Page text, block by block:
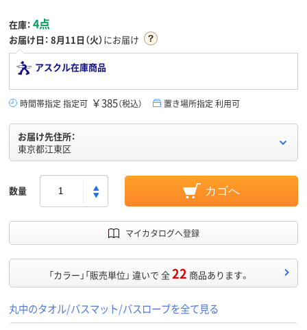
在庫： 4点
お届け日： 8月11日（火）にお届け
アスクル在庫商品
時間帯指定 指定可 ￥385（税込） 置き場所指定 利用可
お届け先住所：
東京都江東区
数量 カゴへ
マイカタログへ登録
「カラー」「販売単位」 違いで 全22 商品あります。
丸中のタオル/バスマット/バスローブを全て見る